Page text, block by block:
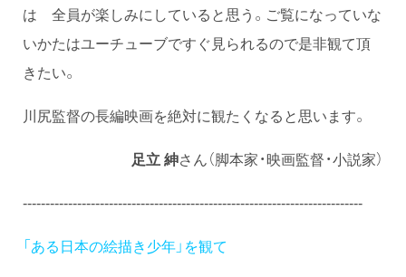
は 全員が楽しみにしていると思う。ご覧になっていな
いかたはユーチューブですぐ見られるので是非観て頂
きたい。
川尻監督の長編映画を絶対に観たくなると思います。
足立 紳さん（脚本家・映画監督・小説家）
---------------------------------------------------------------------------
「ある日本の絵描き少年」を観て